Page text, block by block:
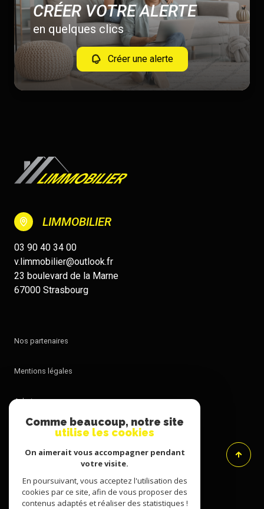
CRÉER VOTRE ALERTE
en quelques clics
Créer une alerte
LIMMOBILIER
03 90 40 34 00
v.limmobilier@outlook.fr
23 boulevard de la Marne
67000 Strasbourg
Nos partenaires
Mentions légales
Admin
Nos honoraires
Cookies
Comme beaucoup, notre site
utilise les cookies
On aimerait vous accompagner pendant
votre visite.
En poursuivant, vous acceptez l'utilisation des
cookies par ce site, afin de vous proposer des
contenus adaptés et réaliser des statistiques !